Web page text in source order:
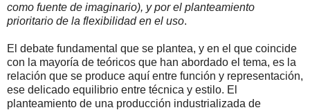
como fuente de imaginario), y por el planteamiento
prioritario de la flexibilidad en el uso.
El debate fundamental que se plantea, y en el que coincide
con la mayoría de teóricos que han abordado el tema, es la
relación que se produce aquí entre función y representación,
ese delicado equilibrio entre técnica y estilo. El
planteamiento de una producción industrializada de